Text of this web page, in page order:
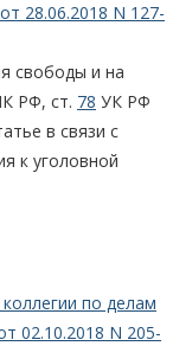
28.06.2018 N 127-
свободы и на
РФ, ст. 78 УК РФ
в связи с
к уголовной
по делам
02.10.2018 N 205-